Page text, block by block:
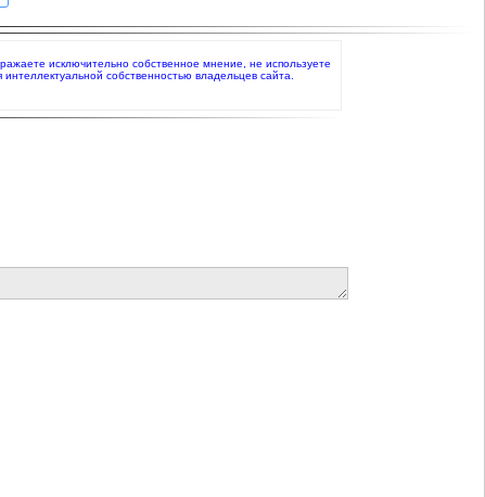
исключительно собственное мнение, не используете
собственностью владельцев сайта.